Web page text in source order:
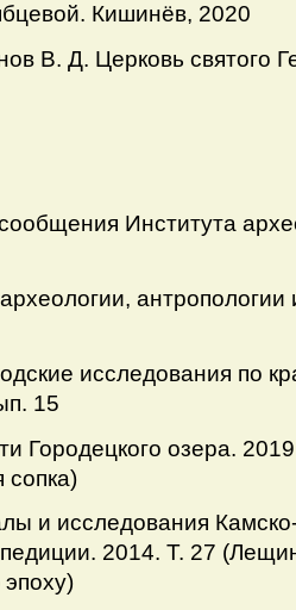
Кишинёв, 2020
В. Д. Церковь святого
Института
исследования по
15
Городецкого озера.
сопка)
и исследования
2014. Т. 27